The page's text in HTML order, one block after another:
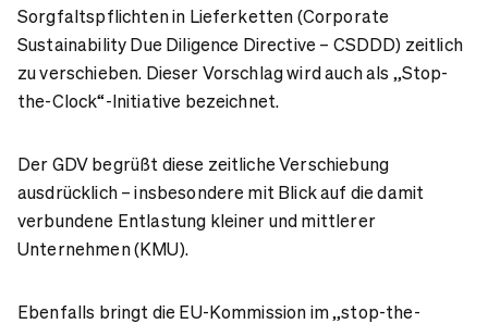
Sorgfaltspflichten in Lieferketten (Corporate
Sustainability Due Diligence Directive – CSDDD) zeitlich
zu verschieben. Dieser Vorschlag wird auch als „Stop-
the-Clock“-Initiative bezeichnet.
Der GDV begrüßt diese zeitliche Verschiebung
ausdrücklich – insbesondere mit Blick auf die damit
verbundene Entlastung kleiner und mittlerer
Unternehmen (KMU).
Ebenfalls bringt die EU-Kommission im „stop-the-